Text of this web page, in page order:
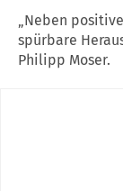
„Neben
spürbare
Philipp Moser.